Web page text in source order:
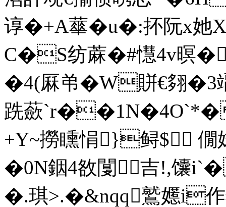
谆�+A蕐�u�:抔阮x
C�S纺蔴�#懳4v暝
�4(厤弚�W賆€翗�3竵
跣蘝` r��1N�4O`*�
+Y~撈矄悁}鲟$ 僩
�0N銦4敋闅吉!,馕
�.琪>.�&nqq鷲嬺i作